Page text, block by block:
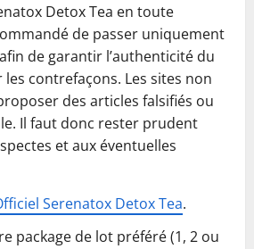
Detox Tea en toute
de passer uniquement
afin de garantir l’authenticité du
contrefaçons. Les sites non
des articles falsifiés ou
Il faut donc rester prudent
et aux éventuelles
Serenatox Detox Tea.
package de lot préféré (1, 2 ou